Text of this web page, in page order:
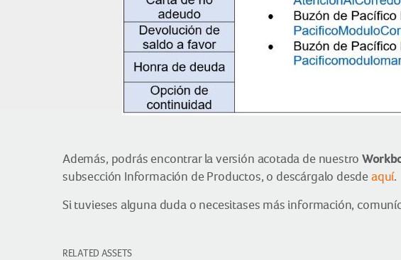
Además, podrás encontrar la versión acotada de nuestro
subsección Información de Productos, o descárgalo desde aquí.
Si tuvieses alguna duda o necesitases más información,
RELATED ASSETS